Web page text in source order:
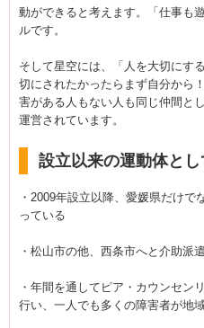
動ができると考えます。「仕事も
ルです。
そして星空には、「人を大切にす
切にされたかったらまず自分から
害がある人もない人も同じ仲間と
運営されています。
設立以来の運動体と
・2009年設立以降、愛媛県だけ
っている
・松山市の他、西条市へと介助派
・年間を通してピア・カウンセン
行い、一人でも多くの障害者が地